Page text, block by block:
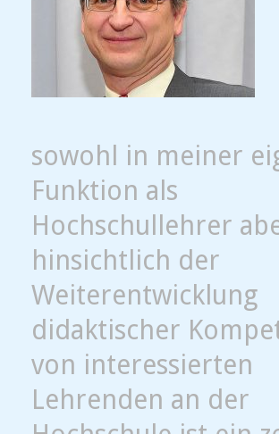
sowohl in meiner
Funktion als
Hochschullehrer
hinsichtlich der
Weiterentwicklung
didaktischer
von interessierten
Lehrenden an der